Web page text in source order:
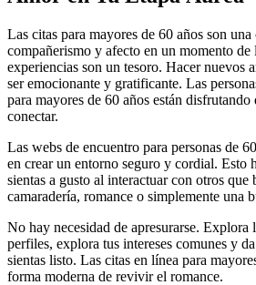
Las citas para mayores de 60 años son
compañerismo y afecto en un momento de
experiencias son un tesoro. Hacer nuevos
ser emocionante y gratificante. Las
para mayores de 60 años están disfrutando
conectar.
Las webs de encuentro para personas de
en crear un entorno seguro y cordial. Esto
sientas a gusto al interactuar con otros que
camaradería, romance o simplemente una
No hay necesidad de apresurarse. Explora
perfiles, explora tus intereses comunes y
sientas listo. Las citas en línea para
forma moderna de revivir el romance.